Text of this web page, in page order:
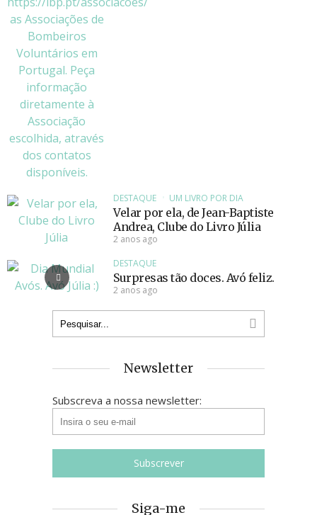
DESTAQUE UM LIVRO POR DIA
Velar por ela, de Jean-Baptiste
Andrea, Clube do Livro Júlia
2 anos ago
DESTAQUE
Surpresas tão doces. Avó feliz.
2 anos ago
Newsletter
Subscreva a nossa newsletter:
Siga-me